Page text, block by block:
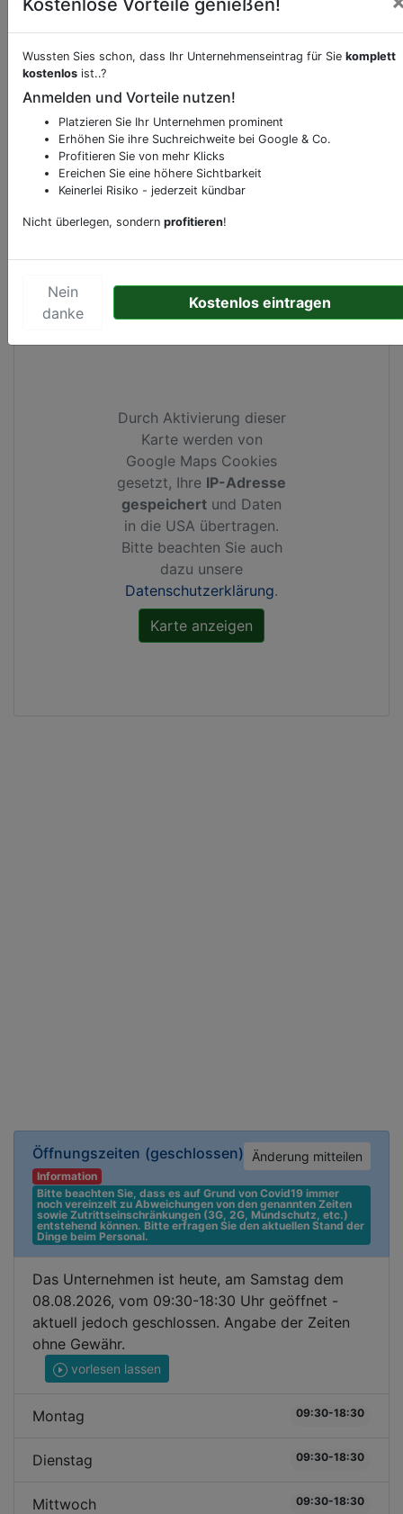
Öffnungszeiten (geschlossen) Änderung mitteilen
Information
Bitte beachten Sie, dass es auf Grund von Covid19 immer
noch vereinzelt zu Abweichungen von den genannten Zeiten
sowie Zutrittseinschränkungen (3G, 2G, Mundschutz, etc.)
entstehend können. Bitte erfragen Sie den aktuellen Stand der
Dinge beim Personal.
Das Unternehmen ist heute, am Samstag dem
08.08.2026, vom 09:30-18:30 Uhr geöffnet -
aktuell jedoch geschlossen. Angabe der Zeiten
ohne Gewähr.
vorlesen lassen
Montag 09:30-18:30
Dienstag 09:30-18:30
Mittwoch 09:30-18:30
Beschreibung & Services vonTaschen-Koffer
Sie möchten eine Beschreibung, Dienstleistung
oder andere relevante Informationen hinzufügen?
Klicken Sie bittehierum uns zu kontaktieren.
Gerne erweitern wir Ihren Firmeneintrag um
Sonderangebote odere besondere Services, die
Ihren Wettbewerbern abheben.
Kartenansicht Rue Gérardrie 12inLiège
Durch Aktivierung dieser
Karte werden von
Google Maps Cookies
gesetzt, Ihre IP-Adresse
gespeichert und Daten
in die USA übertragen.
Bitte beachten Sie auch
dazu unsere
Datenschutzerklärung.
Kostenlose Vorteile genießen!
Wussten Sies schon, dass Ihr Unternehmenseintrag für Sie komplett
kostenlos ist..?
Anmelden und Vorteile nutzen!
Platzieren Sie Ihr Unternehmen prominent
Erhöhen Sie ihre Suchreichweite bei Google & Co.
Profitieren Sie von mehr Klicks
Ereichen Sie eine höhere Sichtbarkeit
Keinerlei Risiko - jederzeit kündbar
Nicht überlegen, sondern profitieren!
Nein
danke
Kostenlos eintragen